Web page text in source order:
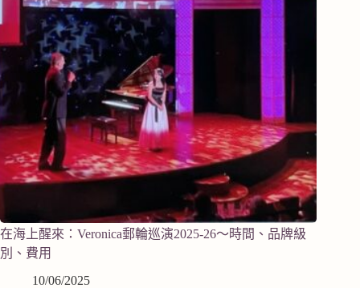
在海上醒來：Veronica郵輪巡演2025-26～時間、品牌級
別、費用
10/06/2025